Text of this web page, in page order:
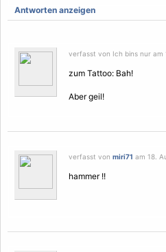
Antworten anzeigen
verfasst von Ich bins nur am
zum Tattoo: Bah!
Aber geil!
verfasst von miri71 am 18.
hammer !!